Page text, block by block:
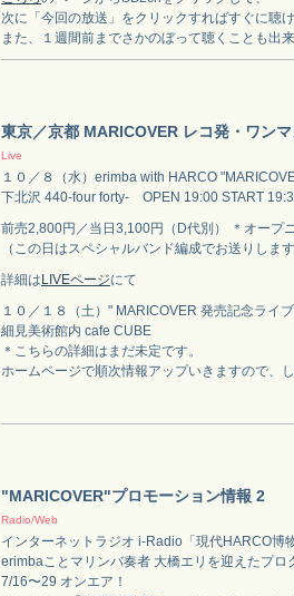
次に「今回の放送」をクリックすればすぐに聴け
また、１週間前までさかのぼって聴くことも出来
東京／京都 MARICOVER レコ発・ワンマ
Live
１０／８（水）erimba with HARCO
下北沢 440-four forty- OPEN 19:00 START
前売2,800円／当日3,100円（D代別） ＊オープ
（この日はスペシャルバンド編成でお送りします
詳細は LIVEページにて
１０／１８（土）" MARICOVER 発売記念ライ
細見美術館内 cafe CUBE
＊こちらの詳細はまだ未定です。
ホームページで順次情報アップいきますので、
"MARICOVER"プロモーション情報 2
Radio/Web
インターネットラジオ i-Radio「現代HARCO博
erimbaことマリンバ奏者 大橋エリを迎えたプロ
7/16〜29 オンエア！